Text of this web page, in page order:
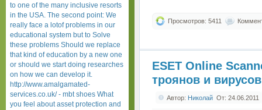
Просмотров: 5411
ESET Online
троянов и вирусов
Автор: Николай От: 24.06.2011
to one of the many inclusive resorts
in the USA. The second point: We
really face a lotof problems in our
educational system but to Solve
these problems Should we replace
that kind of education by a new one
or should we start doing researches
on how we can develop it.
http://www.amalgamated-
services.co.uk/ - mbt shoes What
you feel about asset protection and